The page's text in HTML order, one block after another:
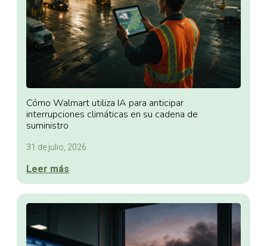
Cómo Walmart utiliza IA para anticipar
interrupciones climáticas en su cadena de
suministro
31 de julio, 2026
Leer más